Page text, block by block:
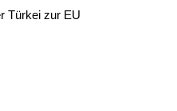
Türkei zur EU